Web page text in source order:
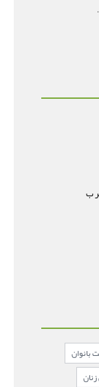
درست
ب
بانوان